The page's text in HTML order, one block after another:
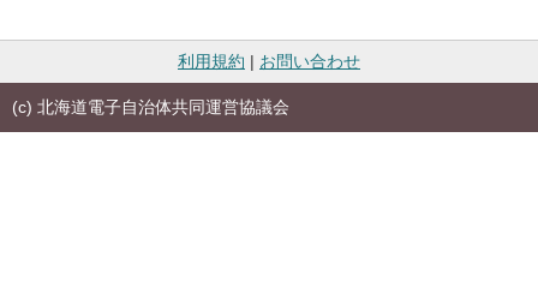
利用規約 | お問い合わせ
(c) 北海道電子自治体共同運営協議会